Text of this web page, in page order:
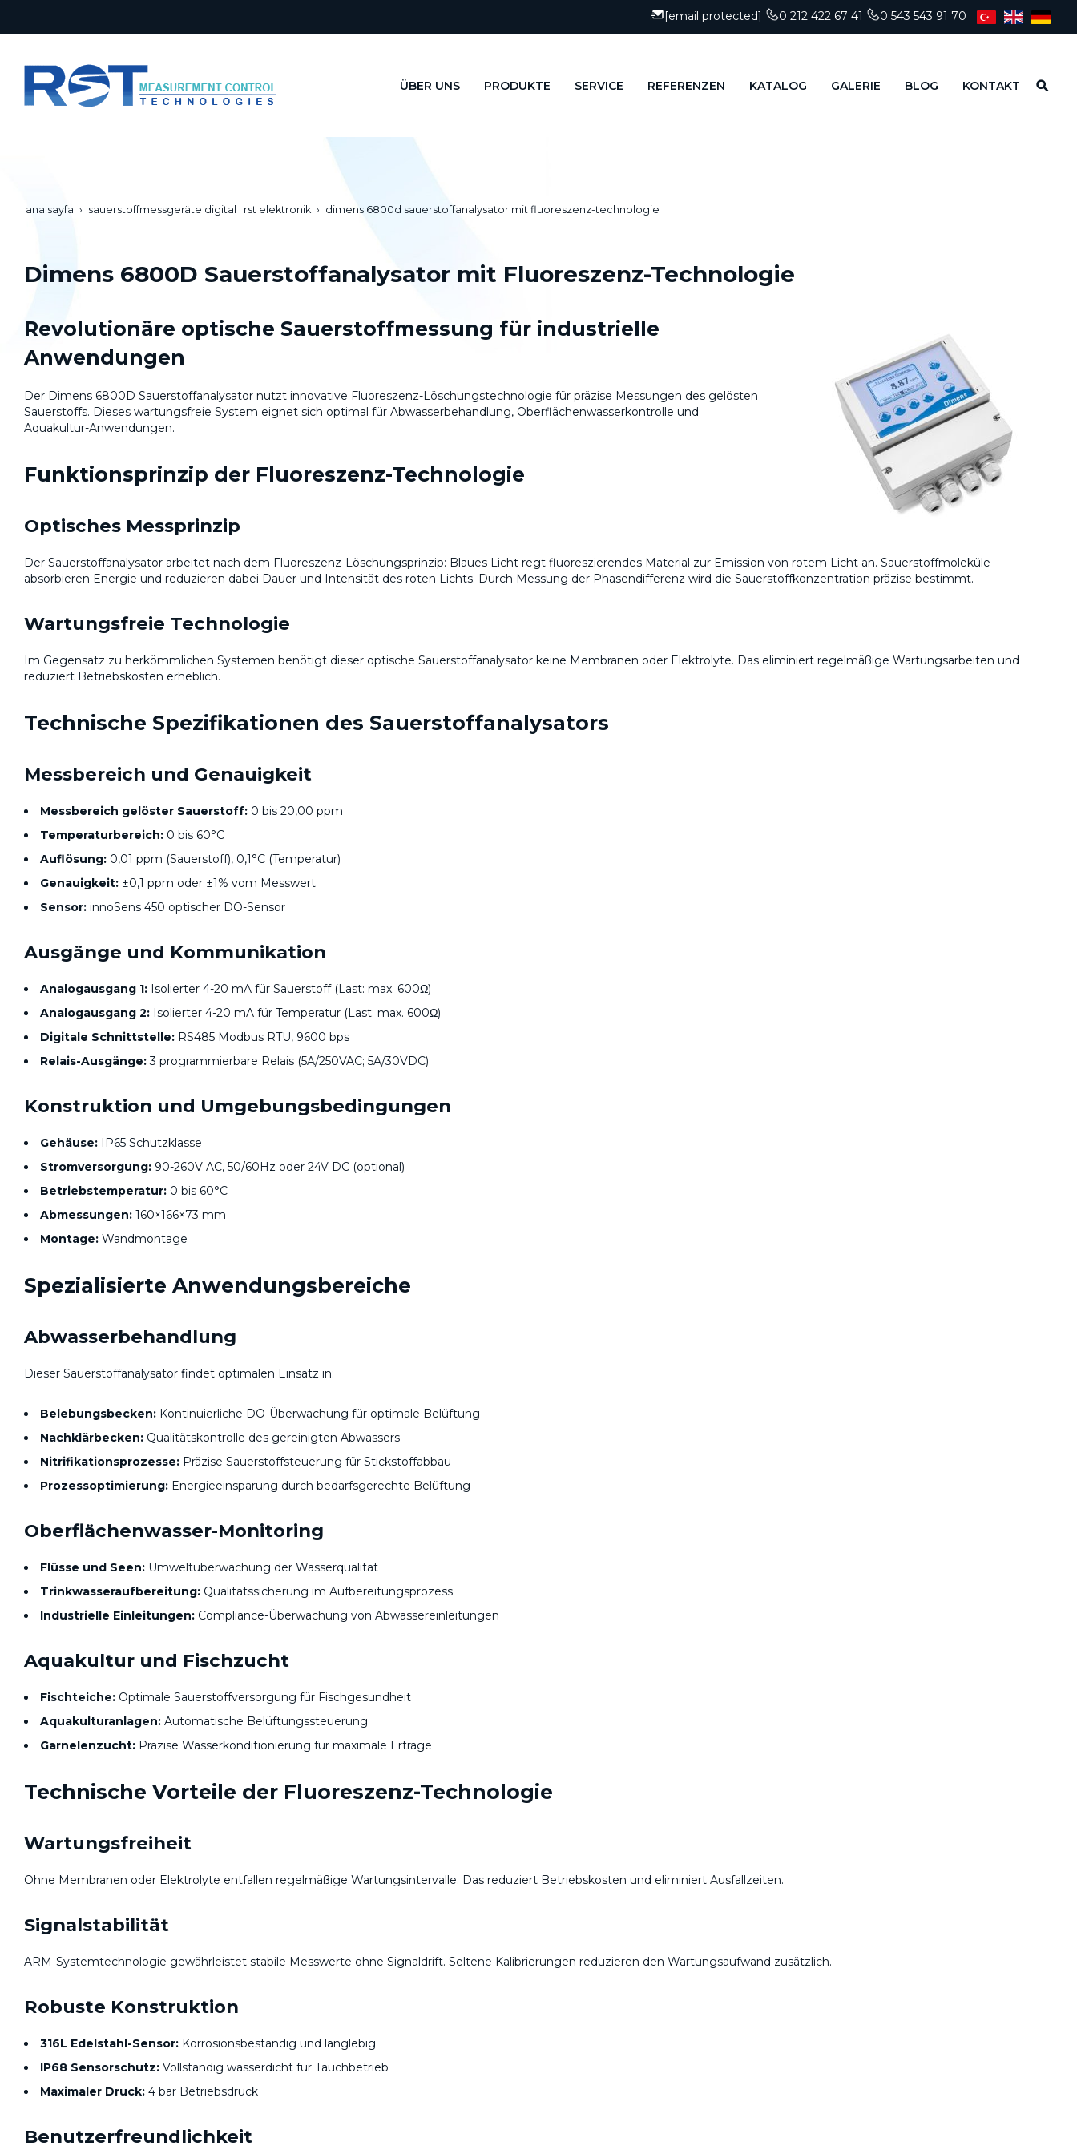
[email protected] 0 212 422 67 41 0 543 543 91 70
ÜBER UNS PRODUKTE SERVICE REFERENZEN KATALOG GALERIE BLOG KONTAKT
ana sayfa sauerstoffmessgeräte digital | rst elektronik dimens 6800d sauerstoffanalysator mit fluoreszenz-technologie
Dimens 6800D Sauerstoffanalysator mit Fluoreszenz-Technologie
Revolutionäre optische Sauerstoffmessung für industrielle
Anwendungen
Der Dimens 6800D Sauerstoffanalysator nutzt innovative Fluoreszenz-Löschungstechnologie für präzise Messungen des gelösten
Sauerstoffs. Dieses wartungsfreie System eignet sich optimal für Abwasserbehandlung, Oberflächenwasserkontrolle und
Aquakultur-Anwendungen.
Funktionsprinzip der Fluoreszenz-Technologie
Optisches Messprinzip
Der Sauerstoffanalysator arbeitet nach dem Fluoreszenz-Löschungsprinzip: Blaues Licht regt fluoreszierendes Material zur Emission von rotem Licht an. Sauerstoffmoleküle
absorbieren Energie und reduzieren dabei Dauer und Intensität des roten Lichts. Durch Messung der Phasendifferenz wird die Sauerstoffkonzentration präzise bestimmt.
Wartungsfreie Technologie
Im Gegensatz zu herkömmlichen Systemen benötigt dieser optische Sauerstoffanalysator keine Membranen oder Elektrolyte. Das eliminiert regelmäßige Wartungsarbeiten und
reduziert Betriebskosten erheblich.
Technische Spezifikationen des Sauerstoffanalysators
Messbereich und Genauigkeit
Messbereich gelöster Sauerstoff: 0 bis 20,00 ppm
Temperaturbereich: 0 bis 60°C
Auflösung: 0,01 ppm (Sauerstoff), 0,1°C (Temperatur)
Genauigkeit: ±0,1 ppm oder ±1% vom Messwert
Sensor: innoSens 450 optischer DO-Sensor
Ausgänge und Kommunikation
Analogausgang 1: Isolierter 4-20 mA für Sauerstoff (Last: max. 600Ω)
Analogausgang 2: Isolierter 4-20 mA für Temperatur (Last: max. 600Ω)
Digitale Schnittstelle: RS485 Modbus RTU, 9600 bps
Relais-Ausgänge:3 programmierbare Relais (5A/250VAC; 5A/30VDC)
Konstruktion und Umgebungsbedingungen
Gehäuse: IP65 Schutzklasse
Stromversorgung: 90-260V AC, 50/60Hz oder 24V DC (optional)
Betriebstemperatur: 0 bis 60°C
Abmessungen: 160×166×73 mm
Montage: Wandmontage
Spezialisierte Anwendungsbereiche
Abwasserbehandlung
Dieser Sauerstoffanalysator findet optimalen Einsatz in:
Belebungsbecken: Kontinuierliche DO-Überwachung für optimale Belüftung
Nachklärbecken: Qualitätskontrolle des gereinigten Abwassers
Nitrifikationsprozesse: Präzise Sauerstoffsteuerung für Stickstoffabbau
Prozessoptimierung: Energieeinsparung durch bedarfsgerechte Belüftung
Oberflächenwasser-Monitoring
Flüsse und Seen: Umweltüberwachung der Wasserqualität
Trinkwasseraufbereitung: Qualitätssicherung im Aufbereitungsprozess
Industrielle Einleitungen: Compliance-Überwachung von Abwassereinleitungen
Aquakultur und Fischzucht
Fischteiche: Optimale Sauerstoffversorgung für Fischgesundheit
Aquakulturanlagen: Automatische Belüftungssteuerung
Garnelenzucht: Präzise Wasserkonditionierung für maximale Erträge
Technische Vorteile der Fluoreszenz-Technologie
Wartungsfreiheit
Ohne Membranen oder Elektrolyte entfallen regelmäßige Wartungsintervalle. Das reduziert Betriebskosten und eliminiert Ausfallzeiten.
Signalstabilität
ARM-Systemtechnologie gewährleistet stabile Messwerte ohne Signaldrift. Seltene Kalibrierungen reduzieren den Wartungsaufwand zusätzlich.
Robuste Konstruktion
316L Edelstahl-Sensor: Korrosionsbeständig und langlebig
IP68 Sensorschutz: Vollständig wasserdicht für Tauchbetrieb
Maximaler Druck: 4 bar Betriebsdruck
Benutzerfreundlichkeit